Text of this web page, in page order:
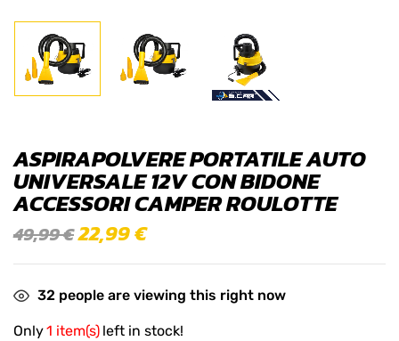
ASPIRAPOLVERE PORTATILE AUTO
UNIVERSALE 12V CON BIDONE
ACCESSORI CAMPER ROULOTTE
49,99€22,99€
32 people are viewing this right now
Only1 item(s) left in stock!